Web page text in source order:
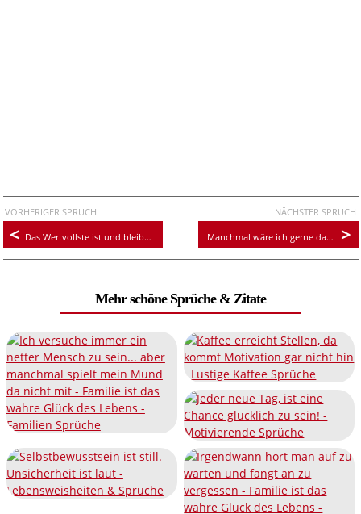
VORHERIGER SPRUCH
Das Wertvollste ist und bleibt die Familie
NÄCHSTER SPRUCH
Manchmal wäre ich gerne da, wo meine Gedanken gerade sind
Mehr schöne Sprüche & Zitate